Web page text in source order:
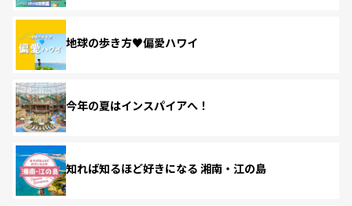
地球の歩き方♥偏愛ハワイ
今年の夏はインスパイアへ！
知れば知るほど好きになる 湘南・江の島